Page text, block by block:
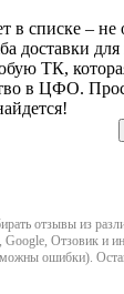
в списке – не
доставки
ТК,
в ЦФО.
отзывы из
Отзовик и
ошибки).